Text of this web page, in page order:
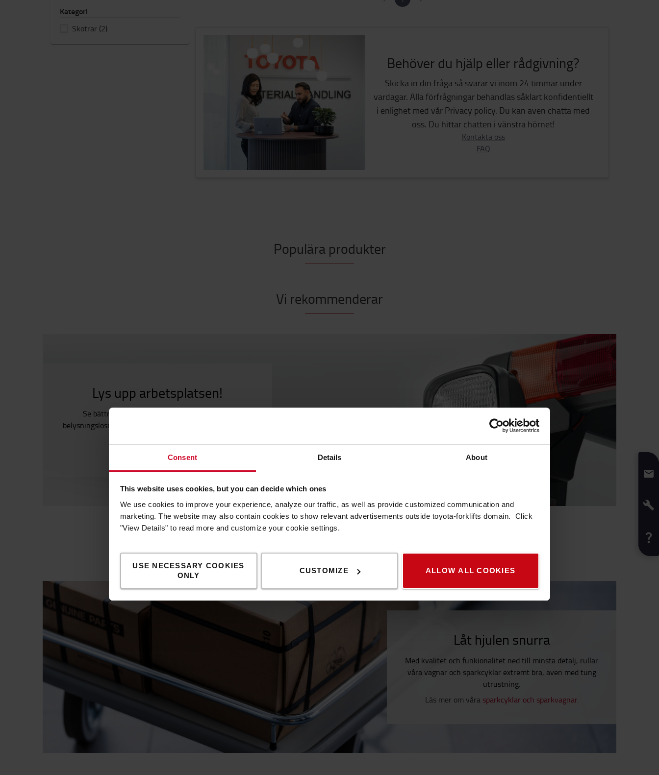
Consent Details About
This website uses cookies, but you can decide which ones
We use cookies to improve your experience, analyze our traffic, as well as provide customized communication and
marketing. The website may also contain cookies to show relevant advertisements outside toyota-forklifts domain. Click
"View Details" to read more and customize your cookie settings.
USE NECESSARY COOKIES
ONLY
CUSTOMIZE ALLOW ALL COOKIES
Kategori
Skotrar (2)
Behöver du hjälp eller rådgivning?
Skicka in din fråga så svarar vi inom 24 timmar under
vardagar. Alla förfrågningar behandlas såklart konfidentiellt
i enlighet med vår Privacy policy. Du kan även chatta med
oss. Du hittar chatten i vänstra hörnet!
Kontakta oss
FAQ
Populära produkter
Vi rekommenderar
Lys upp arbetsplatsen!
Se bättre och förbättra säkerheten med våra
belysningslösningar. Välj mellan strålkastare, bakljus och
Lys upp din arbetsplats
Ledarskap & koordinering
Låt hjulen snurra
Med kvalitet och funkionalitet ned till minsta detalj, rullar
våra vagnar och sparkcyklar extremt bra, även med tung
utrustning.
Läs mer om våra sparkcyklar och sparkvagnar.